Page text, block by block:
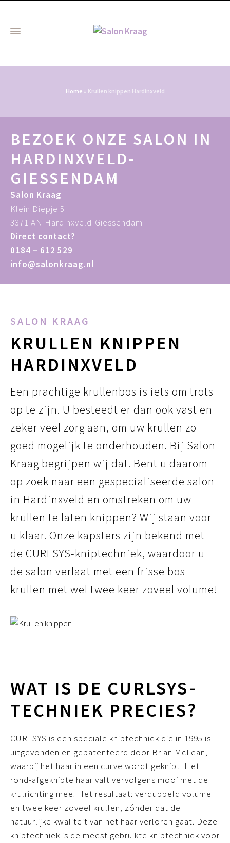
Home » Krullen knippen Hardinxveld
BEZOEK ONZE SALON IN
HARDINXVELD-
GIESSENDAM
Salon Kraag
Klein Diepje 5
3371 AN Hardinxveld-Giessendam
Direct contact?
0184 – 612 529
info@salonkraag.nl
SALON KRAAG
KRULLEN KNIPPEN
HARDINXVELD
Een prachtige krullenbos is iets om trots
op te zijn. U besteedt er dan ook vast en
zeker veel zorg aan, om uw krullen zo
goed mogelijk te onderhouden. Bij Salon
Kraag begrijpen wij dat. Bent u daarom
op zoek naar een gespecialiseerde salon
in Hardinxveld en omstreken om uw
krullen te laten knippen? Wij staan voor
u klaar. Onze kapsters zijn bekend met
de CURLSYS-kniptechniek, waardoor u
de salon verlaat met een frisse bos
krullen met wel twee keer zoveel volume!
WAT IS DE CURLSYS-
TECHNIEK PRECIES?
CURLSYS is een speciale kniptechniek die in 1995 is
uitgevonden en gepatenteerd door Brian McLean,
waarbij het haar in een curve wordt geknipt. Het
rond-afgeknipte haar valt vervolgens mooi met de
krulrichting mee. Het resultaat: verdubbeld volume
en twee keer zoveel krullen, zónder dat de
natuurlijke kwaliteit van het haar verloren gaat. Deze
kniptechniek is de meest gebruikte kniptechniek voor